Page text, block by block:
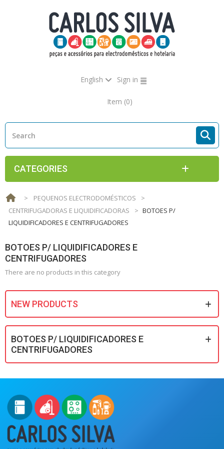
English Sign in
Item (0)
CATEGORIES
> PEQUENOS ELECTRODOMÉSTICOS
>
CENTRIFUGADORAS E LIQUIDIFICADORAS
> BOTOES P/
LIQUIDIFICADORES E CENTRIFUGADORES
BOTOES P/ LIQUIDIFICADORES E
CENTRIFUGADORES
There are no products in this category
NEW PRODUCTS
BOTOES P/ LIQUIDIFICADORES E
CENTRIFUGADORES